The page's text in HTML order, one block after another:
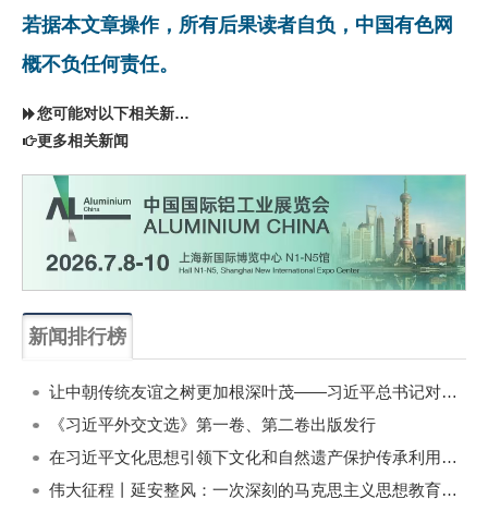
若据本文章操作，所有后果读者自负，中国有色网
概不负任何责任。
您可能对以下相关新闻同样感兴趣
更多相关新闻
新闻排行榜
让中朝传统友谊之树更加根深叶茂——习近平总书记对朝鲜进行国事访问纪实
《习近平外交文选》第一卷、第二卷出版发行
在习近平文化思想引领下文化和自然遗产保护传承利用工作开创新局面
伟大征程丨延安整风：一次深刻的马克思主义思想教育运动